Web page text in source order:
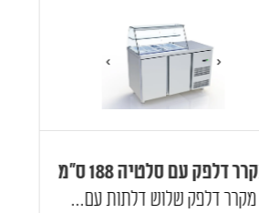
דלפק עם סלטיה 188 ס"מ
מקרר דלפק שלוש דלתות עם...